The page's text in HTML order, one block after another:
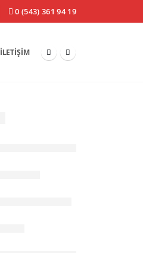
0 (543) 361 94 19
İLETIŞIM